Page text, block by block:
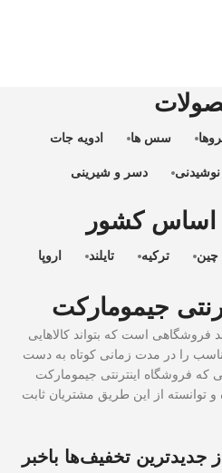
سس ها ادویه جات
نوشیدنی دسر و شیرینی
اساس کشور
چین ترکیه تایلند اروپا
جیمومارکت
فروشگاهی است که بتواند کالاهایی
را در مدت زمانی کوتاه به دست
که فروشگاه اینترنتی جیمومارکت
توانسته از این طریق مشتریان ثابت
جدید‌ترین تخفیف‌ها با‌خبر